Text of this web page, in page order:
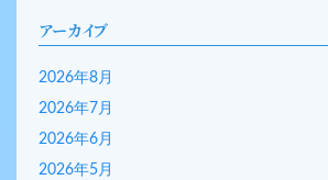
アーカイブ
2026年8月
2026年7月
2026年6月
2026年5月